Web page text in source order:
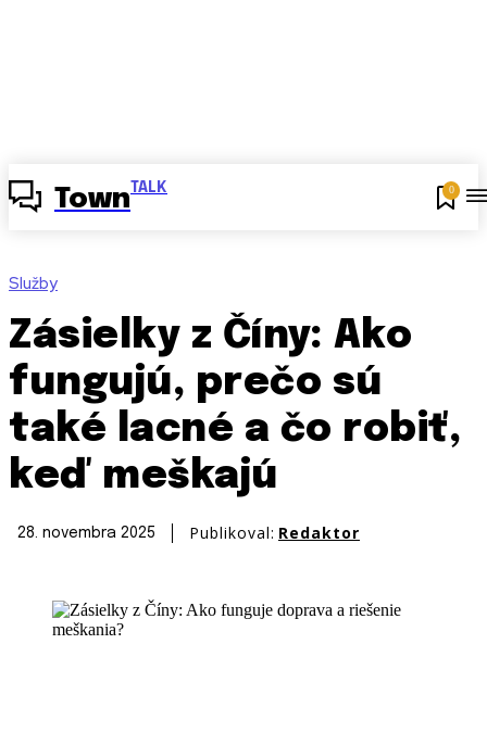
Town TALK 0
Služby
Zásielky z Číny: Ako
fungujú, prečo sú
také lacné a čo robiť,
keď meškajú
28. novembra 2025 Publikoval: Redaktor